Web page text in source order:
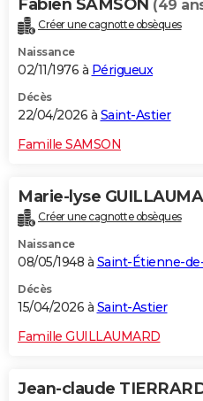
Fabien SAMSON (49
Créer une cagnotte obsèques
Naissance
02/11/1976 à Périgueux
Décès
22/04/2026 à Saint-Astier
Famille SAMSON
Marie-lyse
Créer une cagnotte obsèques
Naissance
08/05/1948 à Saint-Étienne-
Décès
15/04/2026 à Saint-Astier
Famille GUILLAUMARD
Jean-claude